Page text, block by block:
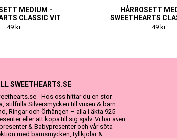
MEDIUM -
CLASSIC VIT
49 kr
HÅRROSETT
SWEETHEARTS
49 kr
SWEETHEARTS.SE
- Hos oss hittar du en stor
stilfulla Silversmycken till vuxen & barn.
Ringar och Örhängen – alla i äkta 925
eller att köpa till sig själv. Vi har även
& Babypresenter och vår söta
med barnsmycken, tyllkjolar &